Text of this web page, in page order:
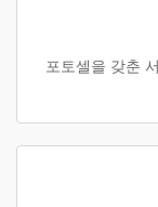
포토셀을 갖춘